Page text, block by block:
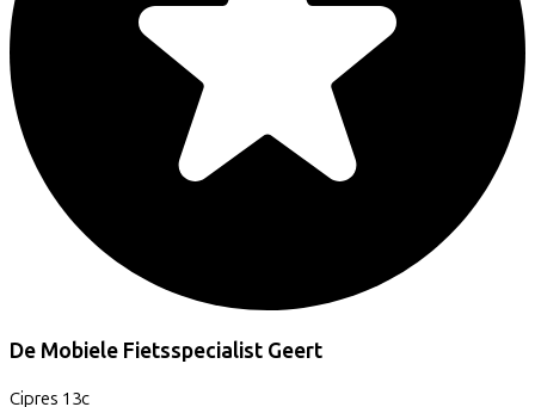
De Mobiele Fietsspecialist Geert
Cipres 13c